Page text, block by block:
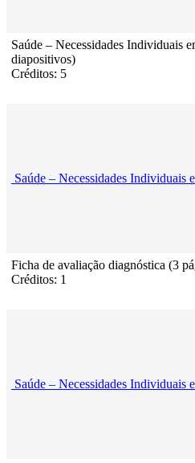
Saúde – Necessidades Individuais
diapositivos)
Créditos: 5
Saúde – Necessidades Individuais
Ficha de avaliação diagnóstica (3
Créditos: 1
Saúde – Necessidades Individuais